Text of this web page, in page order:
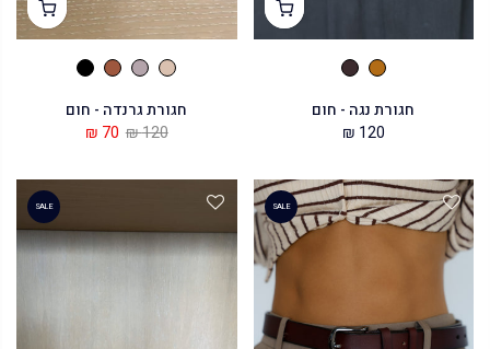
חגורת נגה - חום
120 ₪
חגורת גרנדה - חום
120 ₪
70 ₪
SALE
SALE